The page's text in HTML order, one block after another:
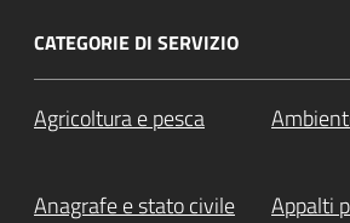
CATEGORIE DI SERVIZIO
Agricoltura e pesca
Anagrafe e stato civile Appalti